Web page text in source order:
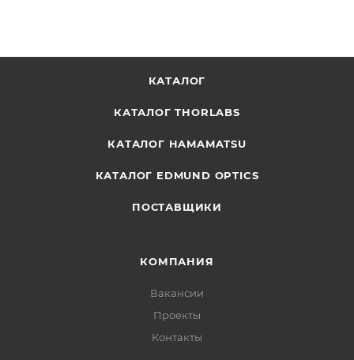
КАТАЛОГ
КАТАЛОГ THORLABS
КАТАЛОГ HAMAMATSU
КАТАЛОГ EDMUND OPTICS
ПОСТАВЩИКИ
КОМПАНИЯ
Вакансии
Проекты
Контакты